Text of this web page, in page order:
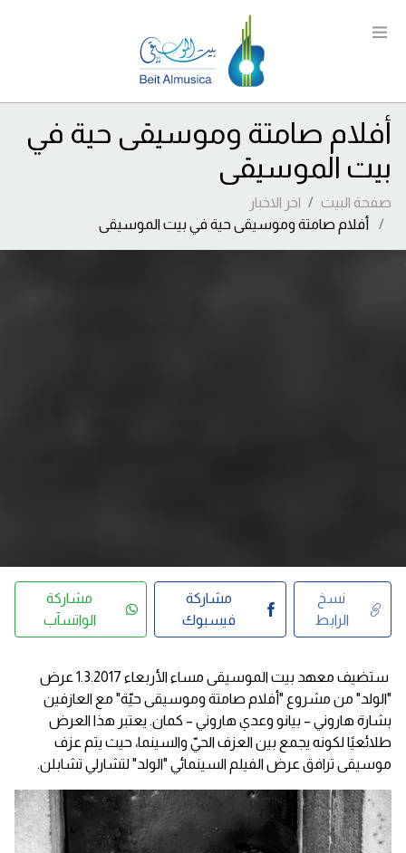
أفلام صامتة وموسيقى حية في
بيت الموسيقى
صفحة البيت
اخر الاخبار
أفلام صامتة وموسيقى حية في بيت الموسيقى
نسخ
الرابط
مشاركة
فيسبوك
مشاركة
الواتسآب
ستضيف معهد بيت الموسيقى مساء الأربعاء 1.3.2017 عرض
"الولد" من مشروع "أفلام صامتة وموسيقى حيّة" مع العازفين
بشارة هاروني – بيانو وعدي هاروني – كمان. يعتبر هذا العرض
طلائعيًا لكونه يجمع بين العزف الحيّ والسينما، حيث يتم عزف
موسيقى ترافق عرض الفيلم السينمائي "الولد" لتشارلي تشابلن.